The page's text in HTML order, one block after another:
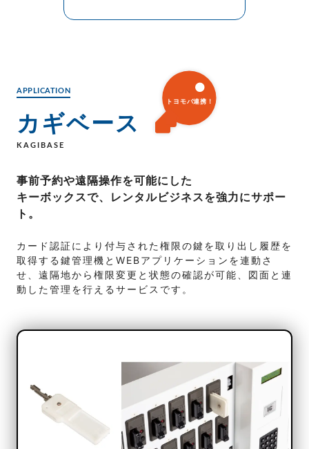
APPLICATION
カギベース
KAGIBASE
事前予約や遠隔操作を可能にした
キーボックスで、レンタルビジネスを強力にサポー
ト。
カード認証により付与された権限の鍵を取り出し履歴を
取得する鍵管理機とWEBアプリケーションを連動さ
せ、遠隔地から権限変更と状態の確認が可能、図面と連
動した管理を行えるサービスです。